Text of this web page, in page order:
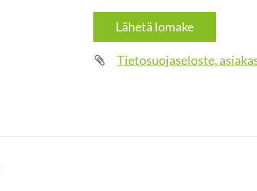
Lähetä lomake
Tietosuojaseloste,